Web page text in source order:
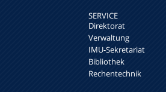
SERVICE
Direktorat
Verwaltung
IMU-Sekretariat
Bibliothek
Rechentechnik